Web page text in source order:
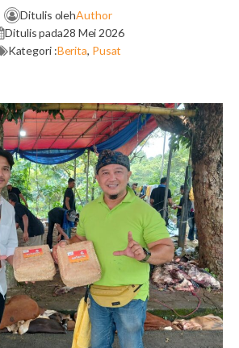
Ditulis olehAuthor
Ditulis pada28 Mei 2026
Kategori :Berita, Pusat